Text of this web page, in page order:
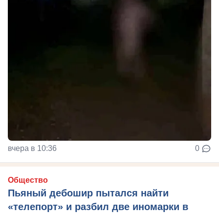
вчера в 10:36 0
Общество
Пьяный дебошир пытался найти
«телепорт» и разбил две иномарки в